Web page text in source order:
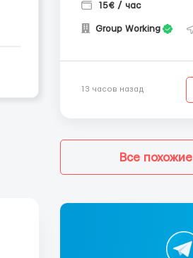
15€ / час
Group Working
13 часов назад
Все